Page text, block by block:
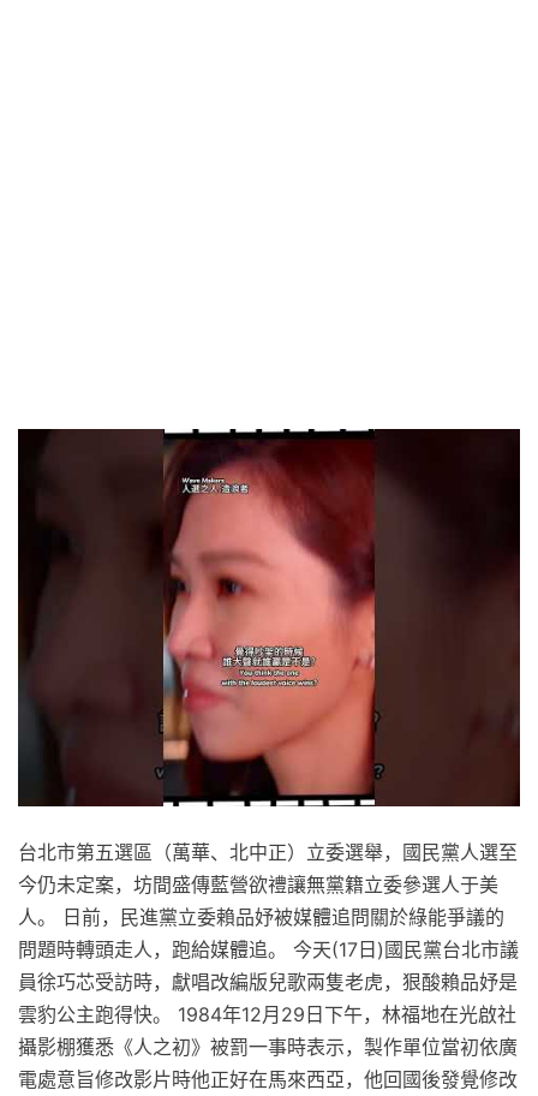
台北市第五選區（萬華、北中正）立委選舉，國民黨人選至
今仍未定案，坊間盛傳藍營欲禮讓無黨籍立委參選人于美
人。 日前，民進黨立委賴品妤被媒體追問關於綠能爭議的
問題時轉頭走人，跑給媒體追。 今天(17日)國民黨台北市議
員徐巧芯受訪時，獻唱改編版兒歌兩隻老虎，狠酸賴品妤是
雲豹公主跑得快。 1984年12月29日下午，林福地在光啟社
攝影棚獲悉《人之初》被罰一事時表示，製作單位當初依廣
電處意旨修改影片時他正好在馬來西亞，他回國後發覺修改